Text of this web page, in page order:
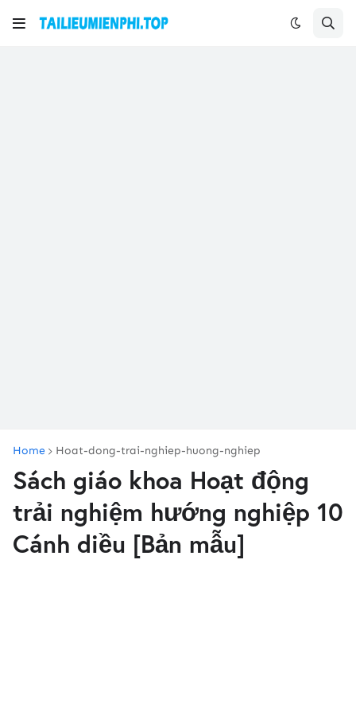
Home Hoat-dong-trai-nghiep-huong-nghiep
Sách giáo khoa Hoạt động
trải nghiệm hướng nghiệp 10
Cánh diều [Bản mẫu]